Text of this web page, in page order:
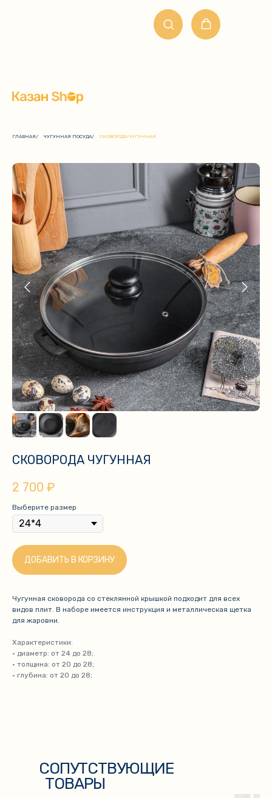
ГЛАВНАЯ/ ЧУГУННАЯ ПОСУДА/ СКОВОРОДА ЧУГУННАЯ
СКОВОРОДА ЧУГУННАЯ
2 700 ₽
Выберите размер
ДОБАВИТЬ В КОРЗИНУ
Чугунная сковорода со стеклянной крышкой подходит для всех
видов плит. В наборе имеется инструкция и металлическая щетка
для жаровни.
Характеристики:
• диаметр: от 24 до 28;
• толщина: от 20 до 28;
• глубина: от 20 до 28;
ТОВАРЫ
СОПУТСТВУЮЩИЕ